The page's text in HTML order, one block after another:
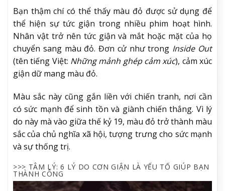
Bạn thậm chí có thể thấy màu đỏ được sử dụng để
thể hiện sự tức giận trong nhiều phim hoạt hình.
Nhân vật trở nên tức giận và mắt hoặc mặt của họ
chuyển sang màu đỏ. Đơn cử như trong Inside Out
(tên tiếng Việt: Những mảnh ghép cảm xúc), cảm xúc
giận dữ mang màu đỏ.
Màu sắc này cũng gắn liền với chiến tranh, nơi cần
có sức mạnh để sinh tồn và giành chiến thắng. Vì lý
do này mà vào giữa thế kỷ 19, màu đỏ trở thành màu
sắc của chủ nghĩa xã hội, tượng trưng cho sức mạnh
và sự thống trị.
>>> TÂM LÝ: 6 LÝ DO CƠN GIẬN LÀ YẾU TỐ GIÚP BẠN
THÀNH CÔNG